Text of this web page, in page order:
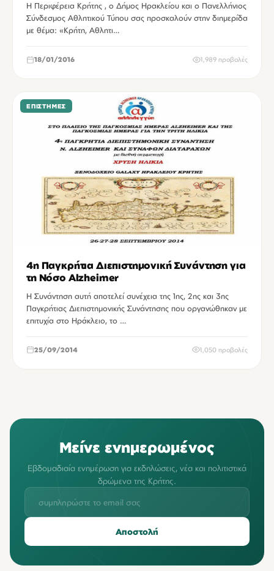
Η Περιφέρεια Κρήτης , ο Δήμος Ηρακλείου και ο Πανελλήνιος
Σύνδεσμος Αθλητικού Τύπου σας προσκαλούν στην διημερίδα
με θέμα: «Κρήτη, Αθλητι…
18/01/2016 1,989 προβολές
ΕΠΙΣΤΉΜΕΣ
4η Παγκρήτια Διεπιστημονική Συνάντηση για
τη Νόσο Alzheimer
Η Συνάντηση αυτή αποτελεί συνέχεια της 1ης, 2ης και 3ης
Παγκρήτιας Διεπιστημονικής Συνάντησης που οργανώθηκαν με
επιτυχία στο Ηράκλειο, το …
25/09/2014 1,050 προβολές
Μείνε ενημερωμένος
Εβδομαδιαία ενημέρωση για εκδηλώσεις, νέα και πολιτιστικά
δρώμενα της Κρήτης.
Αποστολή